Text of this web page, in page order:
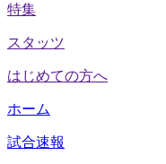
特集
スタッツ
はじめての方へ
ホーム
試合速報